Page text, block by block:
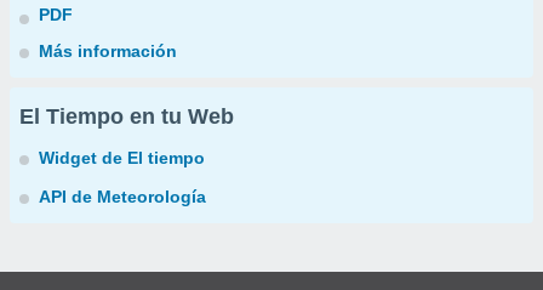
PDF
Más información
El Tiempo en tu Web
Widget de El tiempo
API de Meteorología